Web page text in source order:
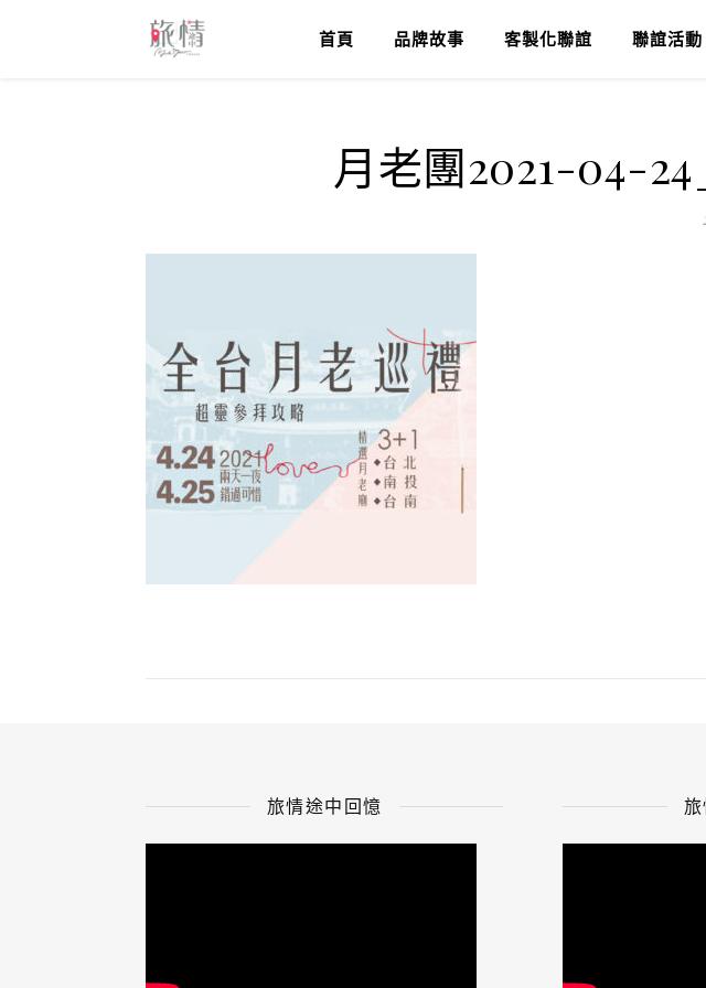
首頁 品牌故事 客製化聯誼 聯誼活動
月老團2021-04-
旅情途中回憶